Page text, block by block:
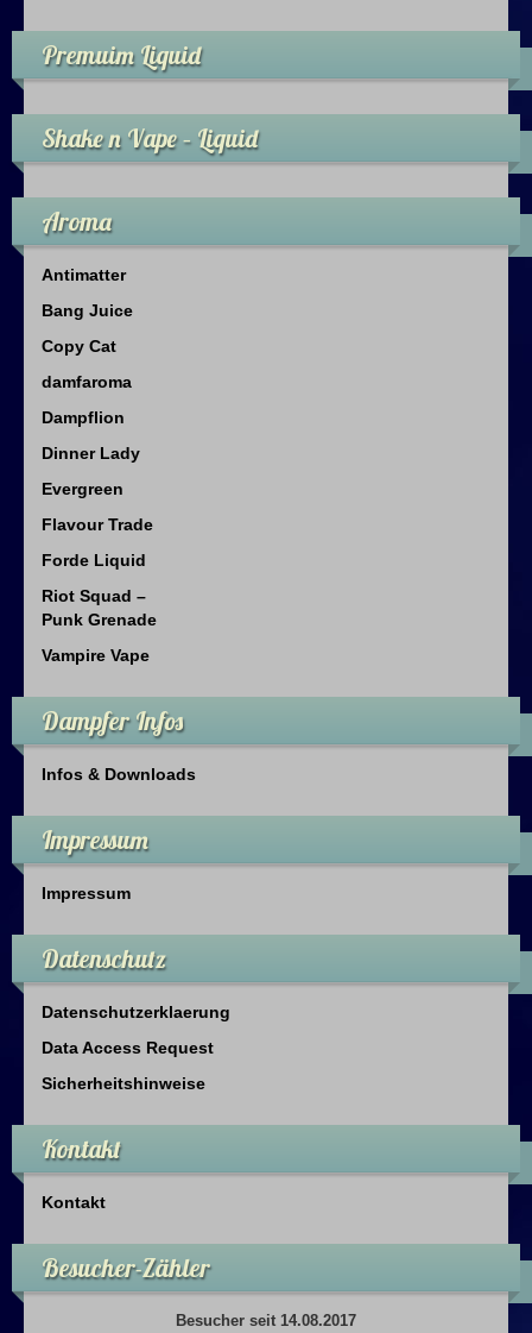
Premuim Liquid
Shake n Vape – Liquid
Aroma
Antimatter
Bang Juice
Copy Cat
damfaroma
Dampflion
Dinner Lady
Evergreen
Flavour Trade
Forde Liquid
Riot Squad –
Punk Grenade
Vampire Vape
Dampfer Infos
Infos & Downloads
Impressum
Impressum
Datenschutz
Datenschutzerklaerung
Data Access Request
Sicherheitshinweise
Kontakt
Kontakt
Besucher-Zähler
Besucher seit 14.08.2017